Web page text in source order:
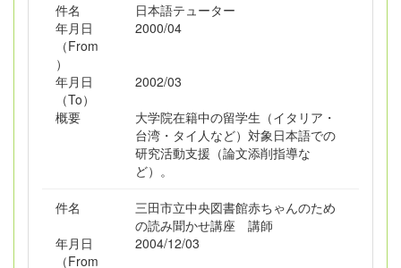
件名
日本語テューター
年月日
（From
）
2000/04
年月日
（To）
2002/03
概要
大学院在籍中の留学生（イタリア・
台湾・タイ人など）対象日本語での
研究活動支援（論文添削指導な
ど）。
件名
三田市立中央図書館赤ちゃんのため
の読み聞かせ講座 講師
年月日
（From
2004/12/03